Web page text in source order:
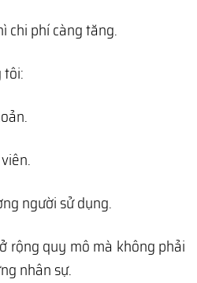
chi phí càng tăng.
tôi:
người sử dụng.
rộng quy mô mà không phải
nhân sự.